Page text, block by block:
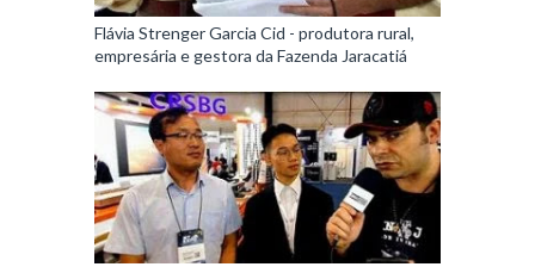
Flávia Strenger Garcia Cid - produtora rural,
empresária e gestora da Fazenda Jaracatiá